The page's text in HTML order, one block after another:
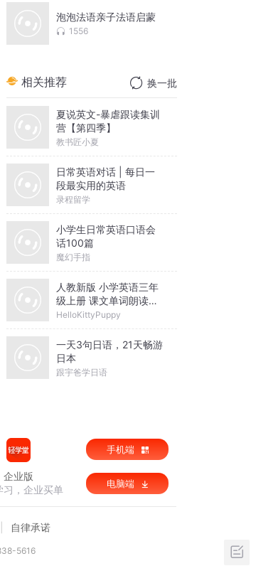
泡泡法语亲子法语启蒙
1556
相关推荐 换一批
夏说英文-暴虐跟读集训
营【第四季】
教书匠小夏
日常英语对话 | 每日一
段最实用的英语
录程留学
小学生日常英语口语会
话100篇
魔幻手指
人教新版 小学英语三年
级上册 课文单词朗读口
语听力
HelloKittyPuppy
一天3句日语，21天畅游
日本
跟宇爸学日语
企业版
习，企业买单
手机端
电脑端
自律承诺
5616